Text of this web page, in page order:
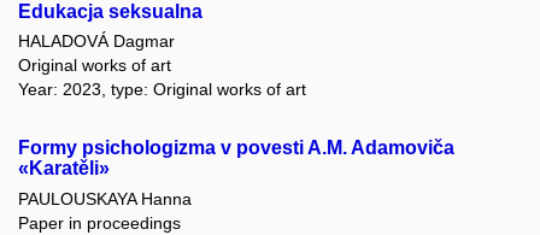
Edukacja seksualna
HALADOVÁ Dagmar
Original works of art
Year: 2023, type: Original works of art
Formy psichologizma v povesti A.M. Adamoviča
«Karatěli»
PAULOUSKAYA Hanna
Paper in proceedings